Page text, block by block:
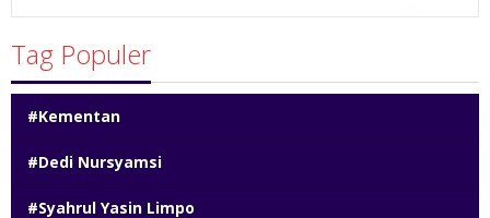
Tag Populer
#Kementan
#Dedi Nursyamsi
#Syahrul Yasin Limpo